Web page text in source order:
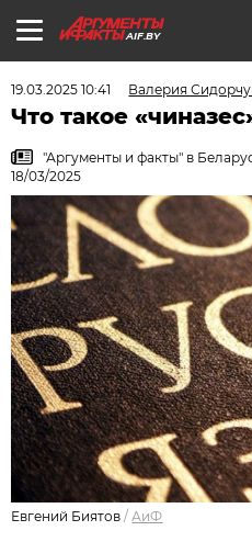
AIF.BY
19.03.2025 10:41 Валерия
Что такое
"Аргументы и факты" в
18/03/2025
Евгений Биятов / АиФ